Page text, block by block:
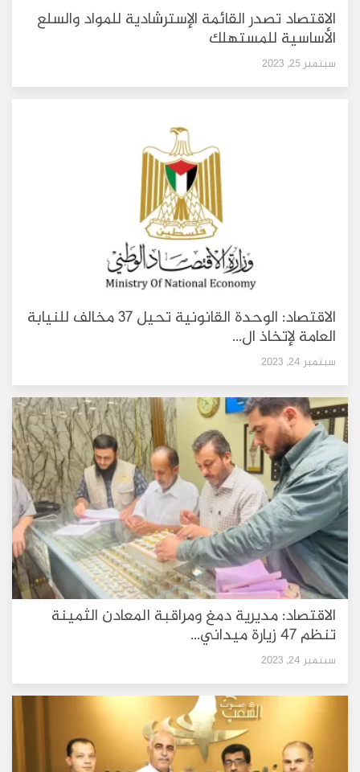
الاقتصاد تصدر القائمة الإسترشادية للمواد والسلع
الأساسية للمستهلك
سبتمبر 25, 2023
الاقتصاد: الوحدة القانونية تحيل 37 مخالف للنيابة
العامة لإتخاذ ال...
سبتمبر 24, 2023
الاقتصاد: مديرية دمغ ومراقبة المعادن الثمينة
تنظم 47 زيارة ميداني...
سبتمبر 24, 2023